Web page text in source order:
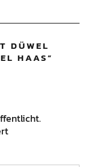
DÜWEL
HAAS”